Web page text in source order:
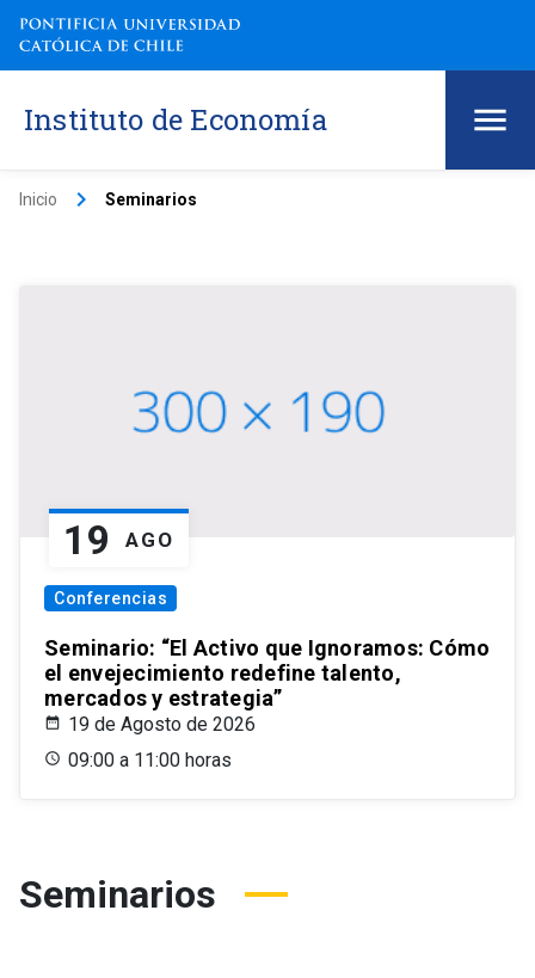
Instituto de Economía
Inicio keyboard_arrow_right Seminarios
19 AGO
Conferencias
Seminario: “El Activo que Ignoramos: Cómo
el envejecimiento redefine talento,
mercados y estrategia”
19 de Agosto de 2026
09:00 a 11:00 horas
Seminarios